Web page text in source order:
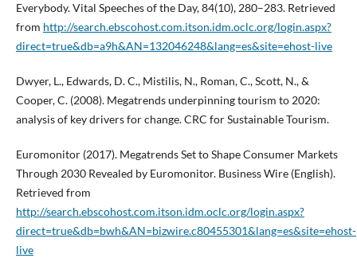
Everybody. Vital Speeches of the Day, 84(10), 280–283. Retrieved
from http://search.ebscohost.com.itson.idm.oclc.org/login.aspx?
direct=true&db=a9h&AN=132046248&lang=es&site=ehost-live
Dwyer, L., Edwards, D. C., Mistilis, N., Roman, C., Scott, N., &
Cooper, C. (2008). Megatrends underpinning tourism to 2020:
analysis of key drivers for change. CRC for Sustainable Tourism.
Euromonitor (2017). Megatrends Set to Shape Consumer Markets
Through 2030 Revealed by Euromonitor. Business Wire (English).
Retrieved from
http://search.ebscohost.com.itson.idm.oclc.org/login.aspx?
direct=true&db=bwh&AN=bizwire.c80455301&lang=es&site=ehost-
live